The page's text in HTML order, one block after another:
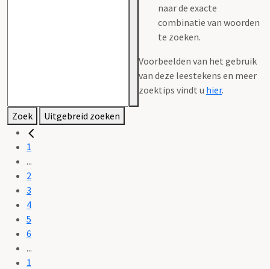
naar de exacte
combinatie van woorden
te zoeken.
Voorbeelden van het gebruik
van deze leestekens en meer
zoektips vindt u hier.
Zoek Uitgebreid zoeken
1
...
2
3
4
5
6
...
1